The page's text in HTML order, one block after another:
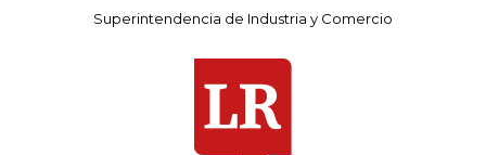
Superintendencia de Industria y Comercio